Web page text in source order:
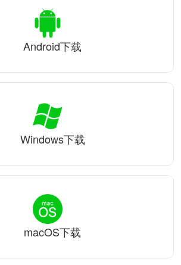
Android下载
Windows下载
macOS下载